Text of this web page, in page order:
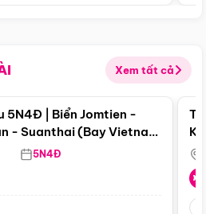
Xem tất cả
Điểm nổi bật
5N4Đ | Biển Jomtien -
- Suanthai (Bay Vietnam
5N4Đ